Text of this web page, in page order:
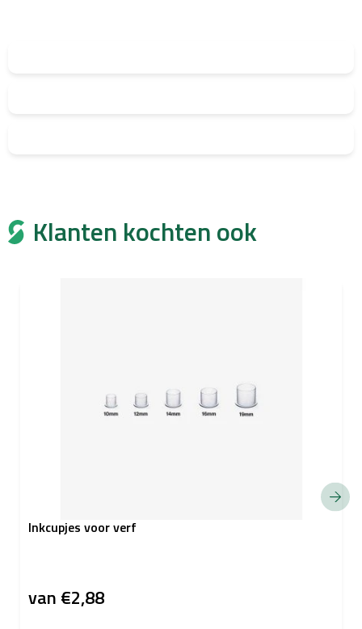
Klanten kochten ook
Inkcupjes voor verf
van €2,88